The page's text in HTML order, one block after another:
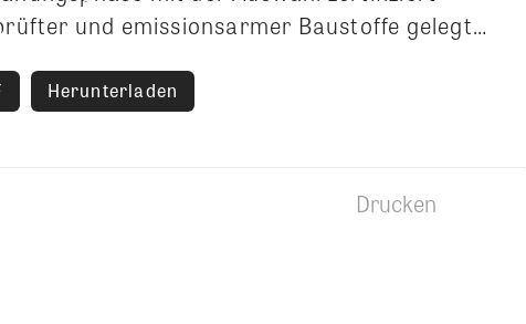
und emissionsarmer Baustoffe gelegt…
Herunterladen
Drucken